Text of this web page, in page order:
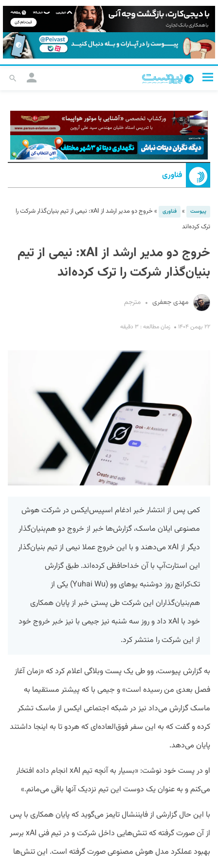
فناوری
پیوست » فناوری »
خروج دو مدیر ارشد از xAI:‌ نیمی از تیم‌ بنیان‌گذار شرکت را
ترک کرده‌اند
خروج دو مدیر ارشد از xAI:‌ نیمی از تیم‌
بنیان‌گذار شرکت را ترک کرده‌اند
مهدی جعفری مترجم
۲۲ بهمن ۱۴۰۴ زمان مطالعه : ۳ دقیقه
کمی پس از انتشار خبر ادغام اسپیس‌ایکس در شرکت هوش
مصنوعی ایلان ماسک، گزارش‌ها خبر از خروج دو هم‌بنیان‌گذار
دیگر از xAI می‌دهند و با این خروج عملا نیمی از تیم بنیان‌گذار
این استارت‌آپ با آن خداحافظی کرده‌اند. طبق گزارش
تک‌کرانچ روز دوشنبه یوهای وو (Yuhai Wu) یکی از
هم‌بنیان‌گذاران این شرکت طی پستی خبر از پایان همکاری
خود با xAI داد و روز سه شنبه نیز جیمی با نیز خبر خروج خود
از این شرکت را منتشر کرد.
به گزارش پیوست، وو طی یک پست وبلاگی اعلام کرد که «زمان آغاز
فصل بعدی من رسیده است» و جیمی با که پیشتر مستقیما به
ماسک گزارش می‌داد نیز در شبکه اجتماعی ایکس از ماسک تشکر
کرده و گفت که به این سفر فوق‌العاده‌ای که هردو تا به اینجا داشتند
پایان می‌دهد.
او در پست خود نوشت: «بسیار به آنچه تیم xAI انجام داده افتخار
می‌کنم و به عنوان یک دوست این تیم نزدیک آنها باقی می‌مانم.»
با این حال گزارشی از فایننشال تایمز می‌گوید که پایان همکاری با پس
از آن صورت گرفته که تنش‌هایی داخل شرکت و در تیم فنی xAI برسر
بهبود عملکرد مدل هوش مصنوعی صورت گرفته است. این تنش‌‌ها